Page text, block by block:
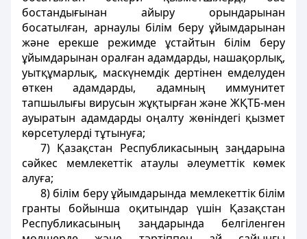
бостандығынан айыру орындарынан
босатылған, арнаулы білім беру ұйымдарынан
және ерекше режимде ұстайтын білім беру
ұйымдарынан оралған адамдарды, нашақорлық,
уытқұмарлық, маскүнемдiк дертiнен емделуден
өткен адамдарды, адамның иммунитет
тапшылығы вирусын жұқтырған және ЖҚТБ-мен
ауыратын адамдарды оңалту жөніндегі қызмет
көрсетулердi тұтынуға;
7) Қазақстан Республикасының заңдарына
сәйкес мемлекеттік атаулы әлеуметтік көмек
алуға;
8) білім беру ұйымдарында мемлекеттік білім
гранты бойынша оқитындар үшін Қазақстан
Республикасының заңдарында белгiленген